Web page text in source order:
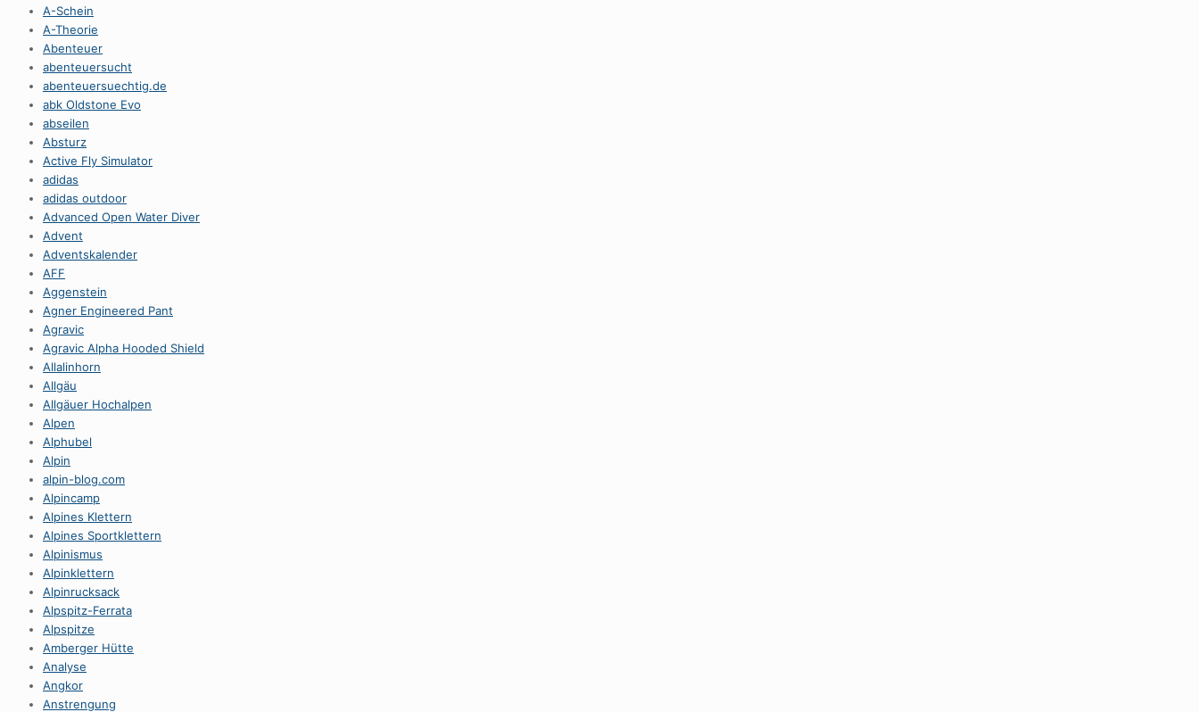
A-Schein
A-Theorie
Abenteuer
abenteuersucht
abenteuersuechtig.de
abk Oldstone Evo
abseilen
Absturz
Active Fly Simulator
adidas
adidas outdoor
Advanced Open Water Diver
Advent
Adventskalender
AFF
Aggenstein
Agner Engineered Pant
Agravic
Agravic Alpha Hooded Shield
Allalinhorn
Allgäu
Allgäuer Hochalpen
Alpen
Alphubel
Alpin
alpin-blog.com
Alpincamp
Alpines Klettern
Alpines Sportklettern
Alpinismus
Alpinklettern
Alpinrucksack
Alpspitz-Ferrata
Alpspitze
Amberger Hütte
Analyse
Angkor
Anstrengung